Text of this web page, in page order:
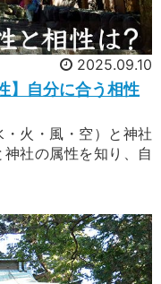
2025.09.10
】自分に合う相性
火・風・空）と神社
社の属性を知り、自